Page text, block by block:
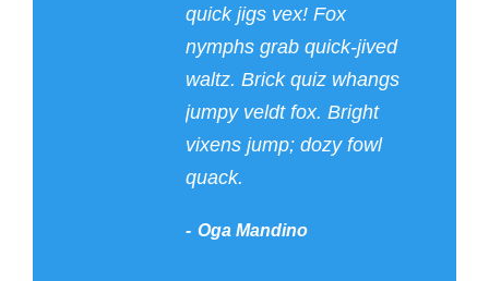
quick jigs vex! Fox
nymphs grab quick-jived
waltz. Brick quiz whangs
jumpy veldt fox. Bright
vixens jump; dozy fowl
quack.
Oga Mandino